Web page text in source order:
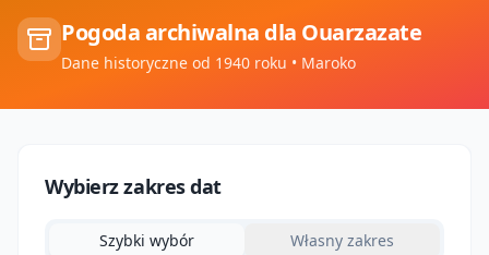
Pogoda archiwalna dla Ouarzazate
Dane historyczne od 1940 roku • Maroko
Wybierz zakres dat
Szybki wybór Własny zakres